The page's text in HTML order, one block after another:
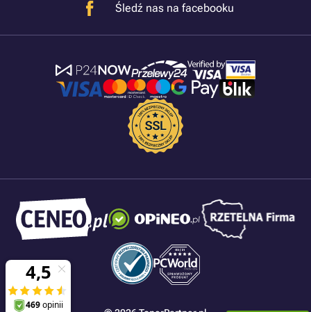
Śledź nas na facebooku